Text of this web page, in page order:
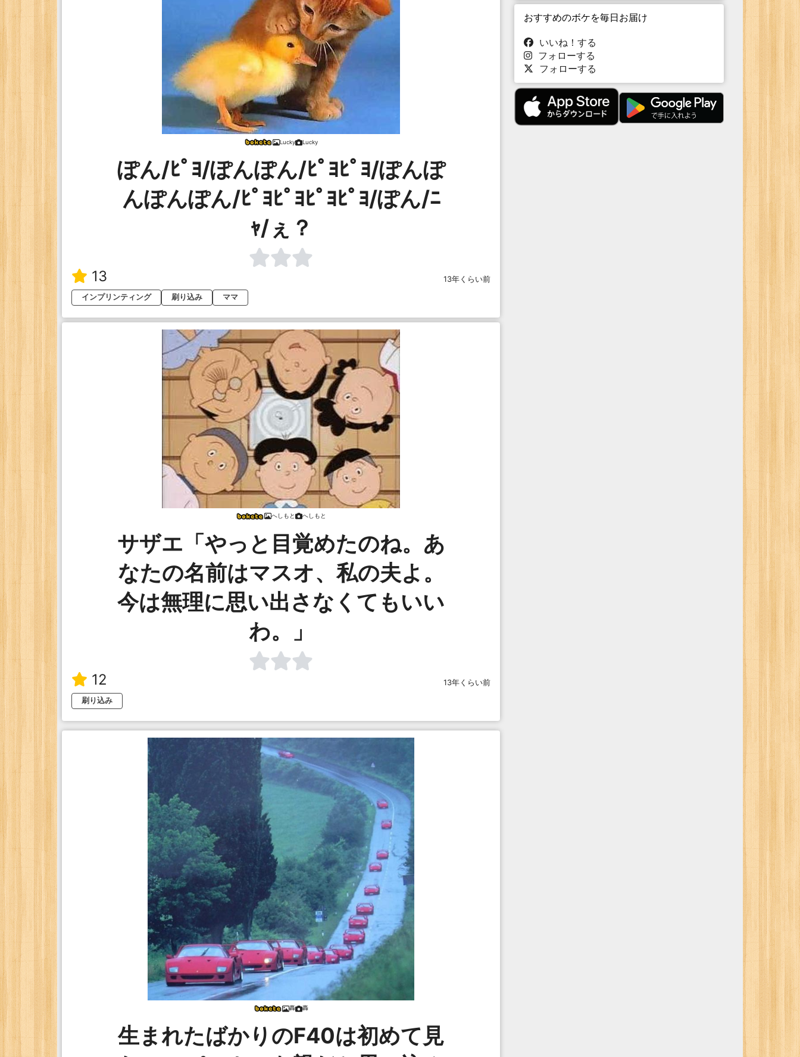
Lucky Lucky
ぽん/ﾋﾟﾖ/ぽんぽん/ﾋﾟﾖﾋﾟﾖ/ぽんぽ
んぽんぽん/ﾋﾟﾖﾋﾟﾖﾋﾟﾖﾋﾟﾖ/ぽん/ﾆ
ｬ/ぇ？
13
13年くらい前
インプリンティング
刷り込み ママ
へしもと へしもと
サザエ「やっと目覚めたのね。あ
なたの名前はマスオ、私の夫よ。
今は無理に思い出さなくてもいい
わ。」
12
13年くらい前
刷り込み
轟 轟
生まれたばかりのF40は初めて見
おすすめのボケを毎日お届け
いいね！する
フォローする
フォローする